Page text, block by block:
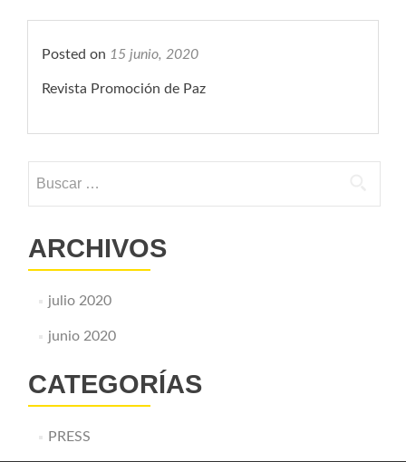
Posted on 15 junio, 2020
Revista Promoción de Paz
ARCHIVOS
julio 2020
junio 2020
CATEGORÍAS
PRESS